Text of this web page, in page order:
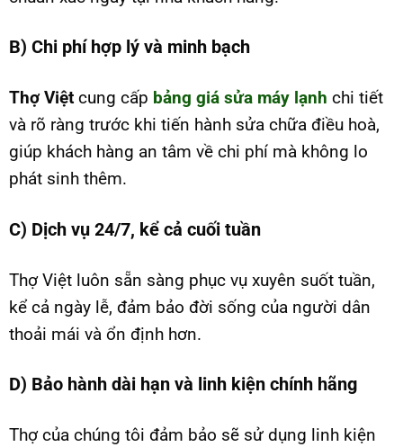
B) Chi phí hợp lý và minh bạch
Thợ Việt cung cấp bảng giá sửa máy lạnh chi tiết
và rõ ràng trước khi tiến hành sửa chữa điều hoà,
giúp khách hàng an tâm về chi phí mà không lo
phát sinh thêm.
C) Dịch vụ 24/7, kể cả cuối tuần
Thợ Việt luôn sẵn sàng phục vụ xuyên suốt tuần,
kể cả ngày lễ, đảm bảo đời sống của người dân
thoải mái và ổn định hơn.
D) Bảo hành dài hạn và linh kiện chính hãng
Thợ của chúng tôi đảm bảo sẽ sử dụng linh kiện